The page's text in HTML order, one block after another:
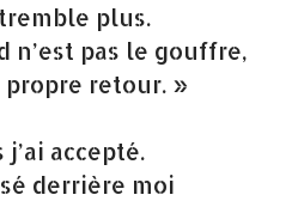
plus.
n’est pas le gouffre,
propre retour. »
j’ai accepté.
derrière moi